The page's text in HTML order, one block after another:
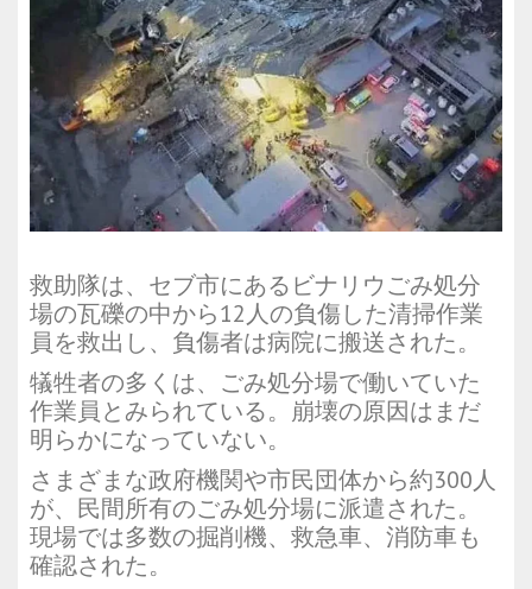
救助隊は、セブ市にあるビナリウごみ処分
場の瓦礫の中から12人の負傷した清掃作業
員を救出し、負傷者は病院に搬送された。
犠牲者の多くは、ごみ処分場で働いていた
作業員とみられている。崩壊の原因はまだ
明らかになっていない。
さまざまな政府機関や市民団体から約300人
が、民間所有のごみ処分場に派遣された。
現場では多数の掘削機、救急車、消防車も
確認された。